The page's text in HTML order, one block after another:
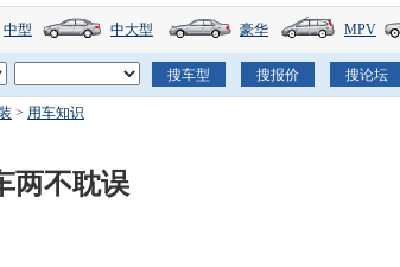
中型 中大型 豪华 MPV
> 用车知识
两不耽误